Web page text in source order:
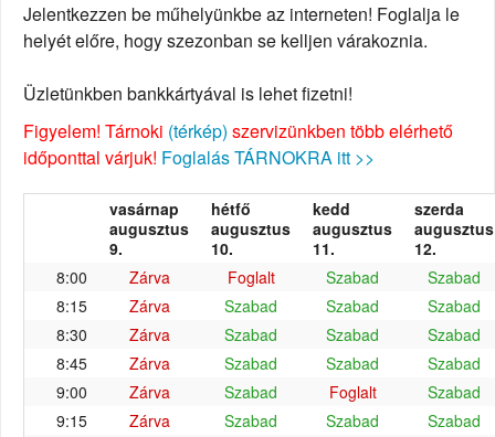
Jelentkezzen be műhelyünkbe az interneten! Foglalja le
helyét előre, hogy szezonban se kelljen várakoznia.
Üzletünkben bankkártyával is lehet fizetni!
Figyelem! Tárnoki (térkép) szervizünkben több elérhető
időponttal várjuk! Foglalás TÁRNOKRA itt >>
vasárnap
augusztus
9.
hétfő
augusztus
10.
kedd
augusztus
11.
szerda
augusztus
12.
8:00
Zárva Foglalt Szabad
Szabad
8:15
Zárva Szabad Szabad
Szabad
8:30
Zárva Szabad Szabad
Szabad
8:45
Zárva Szabad Szabad
Szabad
9:00
Zárva Szabad Foglalt
Szabad
9:15
Zárva Szabad Szabad
Szabad